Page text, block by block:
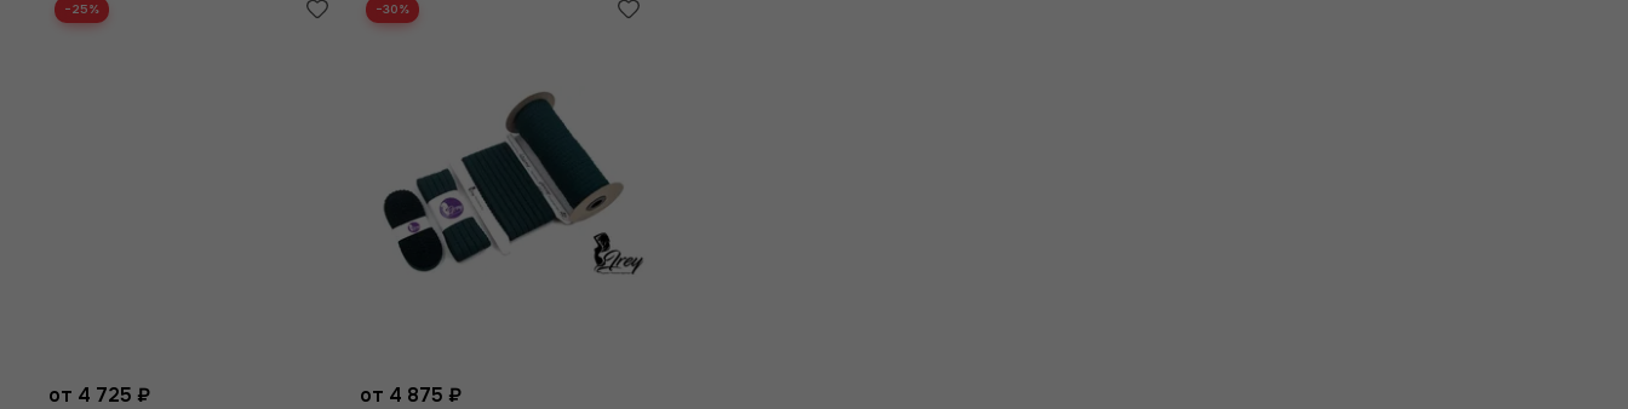
−25%
от 4 725 ₽
−30%
от 4 875 ₽